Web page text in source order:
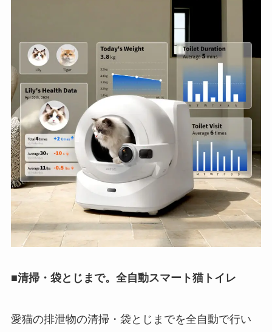
■清掃・袋とじまで。全自動スマート猫トイレ
愛猫の排泄物の清掃・袋とじまでを全自動で行い